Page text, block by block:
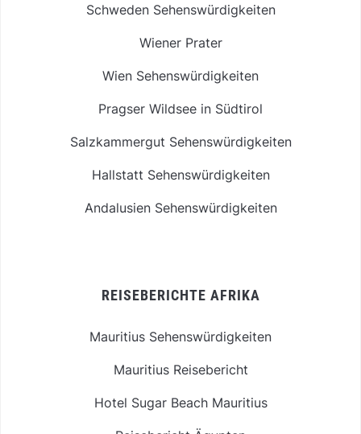
Schweden Sehenswürdigkeiten
Wiener Prater
Wien Sehenswürdigkeiten
Pragser Wildsee in Südtirol
Salzkammergut Sehenswürdigkeiten
Hallstatt Sehenswürdigkeiten
Andalusien Sehenswürdigkeiten
REISEBERICHTE AFRIKA
Mauritius Sehenswürdigkeiten
Mauritius Reisebericht
Hotel Sugar Beach Mauritius